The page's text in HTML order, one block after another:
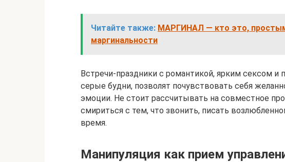
Читайте также: МАРГИНАЛ — кто это,
маргинальности
Встречи-праздники с романтикой, ярким сексом и
серые будни, позволят почувствовать себя
эмоции. Не стоит рассчитывать на совместное
смириться с тем, что звонить, писать
время.
Манипуляция как прием